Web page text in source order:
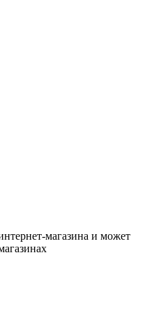
магазина и может